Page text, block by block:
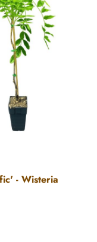
- Wisteria